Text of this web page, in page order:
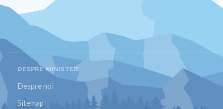
DESPRE MINISTER
Despre noi
Sitemap